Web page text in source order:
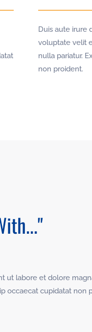
Duis aute irure
voluptate velit
nulla pariatur.
non proident.
ut labore et dolore
occaecat cupidatat non